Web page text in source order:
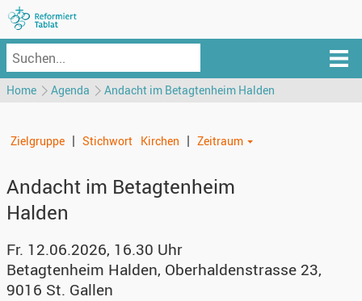
Home Agenda Andacht im Betagtenheim Halden
Zielgruppe | Stichwort Kirchen | Zeitraum
Andacht im Betagtenheim
Halden
Fr. 12.06.2026, 16.30 Uhr
Betagtenheim Halden, Oberhaldenstrasse 23,
9016 St. Gallen